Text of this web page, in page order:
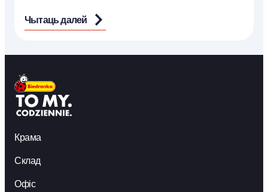
Чытаць далей
Крама
Склад
Офіс